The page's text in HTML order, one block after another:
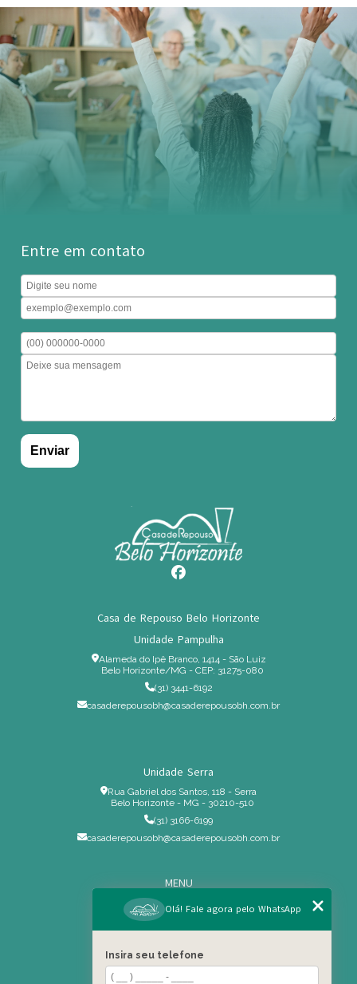
Entre em contato
Casa de Repouso Belo Horizonte
Unidade Pampulha
Alameda do Ipê Branco, 1414 - São Luiz
Belo Horizonte/MG - CEP: 31275-080
(31) 3441-6192
casaderepousobh@casaderepousobh.com.br
Unidade Serra
Rua Gabriel dos Santos, 118 - Serra
Belo Horizonte - MG - 30210-510
(31) 3166-6199
casaderepousobh@casaderepousobh.com.br
MENU
Home
Institucional
Serviços Especiais
Olá! Fale agora pelo WhatsApp
Insira seu telefone